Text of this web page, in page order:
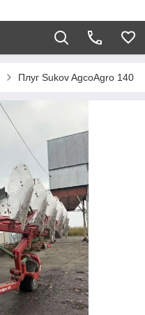
Плуг Sukov AgcoAgro 140